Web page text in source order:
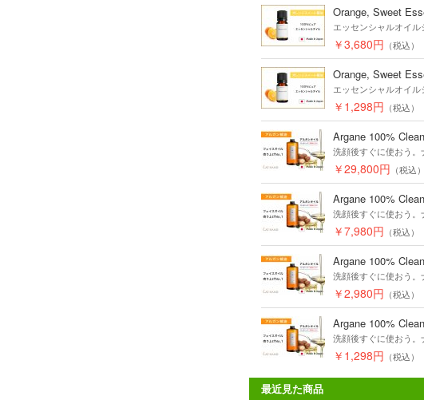
Orange, Sweet
エッセンシャルオイル
￥3,680円 （税込）
Orange, Sweet
エッセンシャルオイル
￥1,298円 （税込）
Argane 100%
洗顔後すぐに使おう
￥29,800円 （税込）
Argane 100%
洗顔後すぐに使おう
￥7,980円 （税込）
Argane 100%
洗顔後すぐに使おう
￥2,980円 （税込）
Argane 100%
洗顔後すぐに使おう
￥1,298円 （税込）
最近見た商品